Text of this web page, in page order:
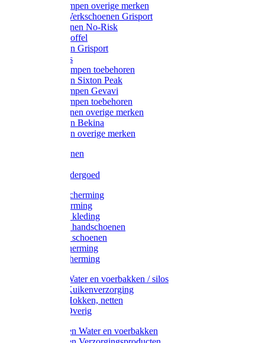
Schoenklompen overige merken
Wandel-/ Werkschoenen Grisport
Werkschoenen No-Risk
Klomppantoffel
Werklaarzen Grisport
Accessoires
Houten klompen toebehoren
Werklaarzen Sixton Peak
Schoenklompen Gevavi
Schoenklompen toebehoren
Werkschoenen overige merken
Werklaarzen Bekina
Werklaarzen overige merken
Handschoenen
Thermo ondergoed
Gehoorbescherming
Oogbescherming
Disposable kleding
Disposable handschoenen
Disposable schoenen
Mondbescherming
Hoofdbescherming
Pluimvee Water en voerbakken / silos
Pluimvee Kuikenverzorging
Pluimvee Hokken, netten
Pluimvee Overig
Knaagdieren Water en voerbakken